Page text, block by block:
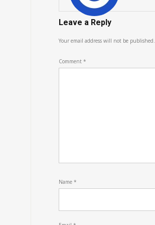
Leave a Reply
Your email address will not be published.
Comment *
Name *